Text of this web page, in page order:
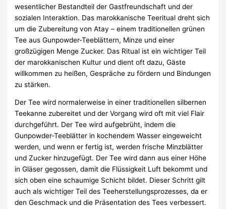
wesentlicher Bestandteil der Gastfreundschaft und der
sozialen Interaktion. Das marokkanische Teeritual dreht sich
um die Zubereitung von Atay – einem traditionellen grünen
Tee aus Gunpowder-Teeblättern, Minze und einer
großzügigen Menge Zucker. Das Ritual ist ein wichtiger Teil
der marokkanischen Kultur und dient oft dazu, Gäste
willkommen zu heißen, Gespräche zu fördern und Bindungen
zu stärken.
Der Tee wird normalerweise in einer traditionellen silbernen
Teekanne zubereitet und der Vorgang wird oft mit viel Flair
durchgeführt. Der Tee wird aufgebrüht, indem die
Gunpowder-Teeblätter in kochendem Wasser eingeweicht
werden, und wenn er fertig ist, werden frische Minzblätter
und Zucker hinzugefügt. Der Tee wird dann aus einer Höhe
in Gläser gegossen, damit die Flüssigkeit Luft bekommt und
sich oben eine schaumige Schicht bildet. Dieser Schritt gilt
auch als wichtiger Teil des Teeherstellungsprozesses, da er
den Geschmack und die Präsentation des Tees verbessert.